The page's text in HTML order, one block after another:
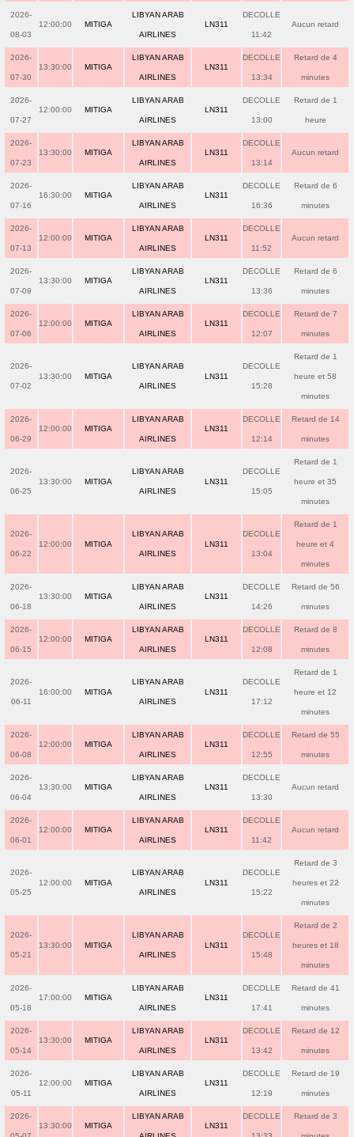
2026-
08-03
12:00:00 MITIGA
LIBYAN ARAB
AIRLINES
LN311
DECOLLE
11:42
Aucun retard
2026-
07-30
13:30:00 MITIGA
LIBYAN ARAB
AIRLINES
LN311
DECOLLE
13:34
Retard de 4
minutes
2026-
07-27
12:00:00 MITIGA
LIBYAN ARAB
AIRLINES
LN311
DECOLLE
13:00
Retard de 1
heure
2026-
07-23
13:30:00 MITIGA
LIBYAN ARAB
AIRLINES
LN311
DECOLLE
13:14
Aucun retard
2026-
07-16
16:30:00 MITIGA
LIBYAN ARAB
AIRLINES
LN311
DECOLLE
16:36
Retard de 6
minutes
2026-
07-13
12:00:00 MITIGA
LIBYAN ARAB
AIRLINES
LN311
DECOLLE
11:52
Aucun retard
2026-
07-09
13:30:00 MITIGA
LIBYAN ARAB
AIRLINES
LN311
DECOLLE
13:36
Retard de 6
minutes
2026-
07-06
12:00:00 MITIGA
LIBYAN ARAB
AIRLINES
LN311
DECOLLE
12:07
Retard de 7
minutes
2026-
07-02
13:30:00 MITIGA
LIBYAN ARAB
AIRLINES
LN311
DECOLLE
15:28
Retard de 1
heure et 58
minutes
2026-
06-29
12:00:00 MITIGA
LIBYAN ARAB
AIRLINES
LN311
DECOLLE
12:14
Retard de 14
minutes
2026-
06-25
13:30:00 MITIGA
LIBYAN ARAB
AIRLINES
LN311
DECOLLE
15:05
Retard de 1
heure et 35
minutes
2026-
06-22
12:00:00 MITIGA
LIBYAN ARAB
AIRLINES
LN311
DECOLLE
13:04
Retard de 1
heure et 4
minutes
2026-
06-18
13:30:00 MITIGA
LIBYAN ARAB
AIRLINES
LN311
DECOLLE
14:26
Retard de 56
minutes
2026-
06-15
12:00:00 MITIGA
LIBYAN ARAB
AIRLINES
LN311
DECOLLE
12:08
Retard de 8
minutes
2026-
06-11
16:00:00 MITIGA
LIBYAN ARAB
AIRLINES
LN311
DECOLLE
17:12
Retard de 1
heure et 12
minutes
2026-
06-08
12:00:00 MITIGA
LIBYAN ARAB
AIRLINES
LN311
DECOLLE
12:55
Retard de 55
minutes
2026-
06-04
13:30:00 MITIGA
LIBYAN ARAB
AIRLINES
LN311
DECOLLE
13:30
Aucun retard
2026-
06-01
12:00:00 MITIGA
LIBYAN ARAB
AIRLINES
LN311
DECOLLE
11:42
Aucun retard
2026-
05-25
12:00:00 MITIGA
LIBYAN ARAB
AIRLINES
LN311
DECOLLE
15:22
Retard de 3
heures et 22
minutes
2026-
05-21
13:30:00 MITIGA
LIBYAN ARAB
AIRLINES
LN311
DECOLLE
15:48
Retard de 2
heures et 18
minutes
2026-
05-18
17:00:00 MITIGA
LIBYAN ARAB
AIRLINES
LN311
DECOLLE
17:41
Retard de 41
minutes
2026-
05-14
13:30:00 MITIGA
LIBYAN ARAB
AIRLINES
LN311
DECOLLE
13:42
Retard de 12
minutes
2026-
05-11
12:00:00 MITIGA
LIBYAN ARAB
AIRLINES
LN311
DECOLLE
12:19
Retard de 19
minutes
2026-
13:30:00 MITIGA
LIBYAN ARAB
LN311
DECOLLE Retard de 3